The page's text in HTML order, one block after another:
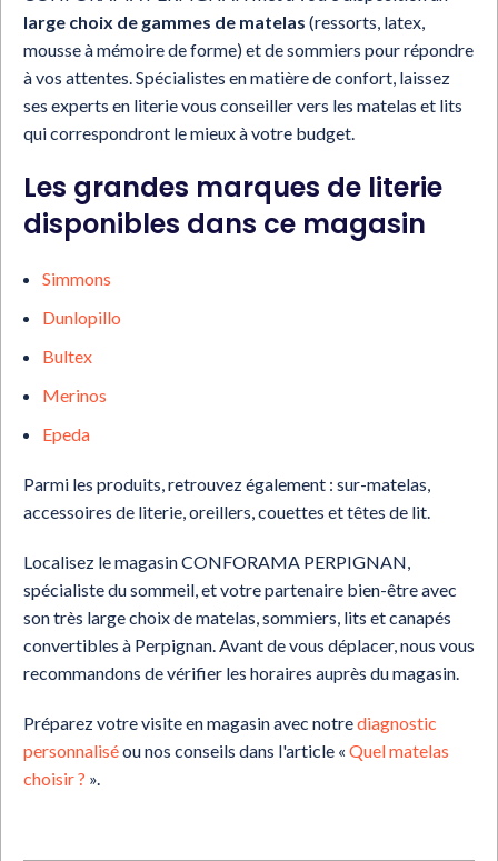
large choix de gammes de matelas (ressorts, latex,
mousse à mémoire de forme) et de sommiers pour répondre
à vos attentes. Spécialistes en matière de confort, laissez
ses experts en literie vous conseiller vers les matelas et lits
qui correspondront le mieux à votre budget.
Les grandes marques de literie
disponibles dans ce magasin
Simmons
Dunlopillo
Bultex
Merinos
Epeda
Parmi les produits, retrouvez également : sur-matelas,
accessoires de literie, oreillers, couettes et têtes de lit.
Localisez le magasin CONFORAMA PERPIGNAN,
spécialiste du sommeil, et votre partenaire bien-être avec
son très large choix de matelas, sommiers, lits et canapés
convertibles à Perpignan. Avant de vous déplacer, nous vous
recommandons de vérifier les horaires auprès du magasin.
Préparez votre visite en magasin avec notrediagnostic
personnaliséou nos conseils dans l'article « Quel matelas
choisir ? ».